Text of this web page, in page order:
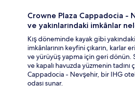
Crowne Plaza Cappadocia -
ve yakınlarındaki imkânlar
Kış döneminde kayak gibi
imkânlarının keyfini çıkarın,
ve yürüyüş yapma için geri dönün.
ve kapalı havuzda yüzmenin tadını
Cappadocia - Nevşehir, bir IHG
odası sunar.